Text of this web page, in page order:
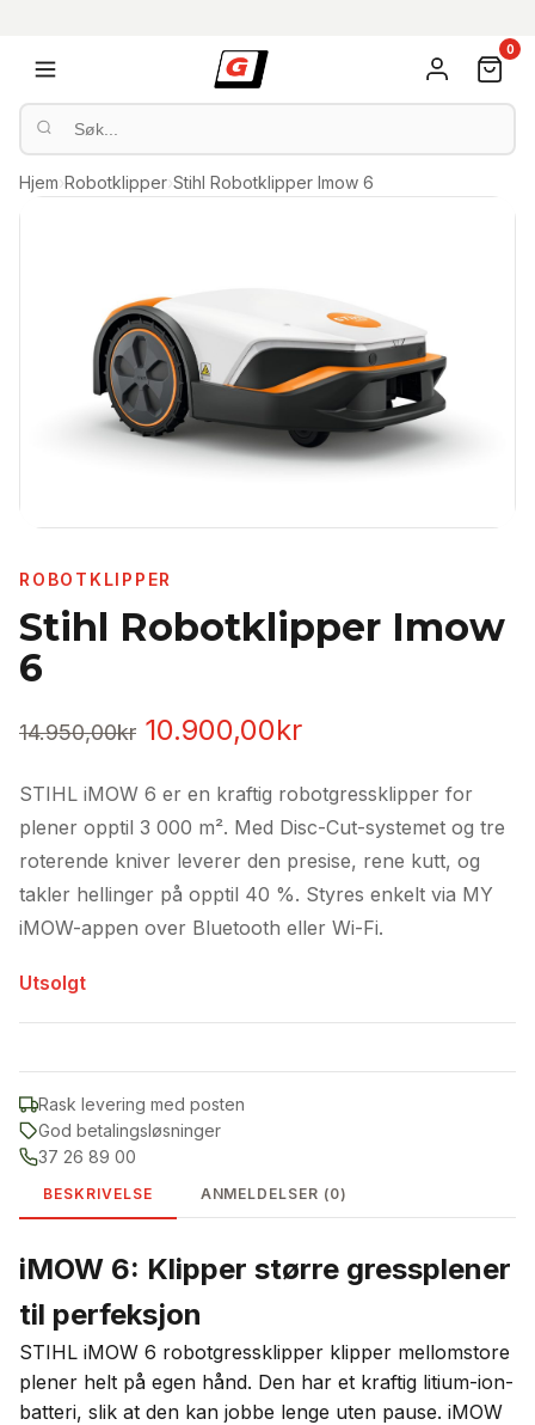
0
Hjem›Robotklipper›Stihl Robotklipper Imow 6
ROBOTKLIPPER
Stihl Robotklipper Imow
6
14.950,00kr Opprinnelig
var:
14.950,00kr.
10.900,00krNåværende
er:
10.900,00kr.
STIHL iMOW 6 er en kraftig robotgressklipper for
plener opptil 3 000 m². Med Disc-Cut-systemet og tre
roterende kniver leverer den presise, rene kutt, og
takler hellinger på opptil 40 %. Styres enkelt via MY
iMOW-appen over Bluetooth eller Wi-Fi.
Utsolgt
Rask levering med posten
God betalingsløsninger
37 26 89 00
BESKRIVELSE ANMELDELSER (0)
iMOW 6: Klipper større gressplener
til perfeksjon
STIHL iMOW 6 robotgressklipper klipper mellomstore
plener helt på egen hånd. Den har et kraftig litium-ion-
batteri, slik at den kan jobbe lenge uten pause. iMOW